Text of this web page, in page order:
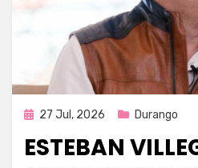
Publicada
27 Jul, 2026 Durango
ESTEBAN